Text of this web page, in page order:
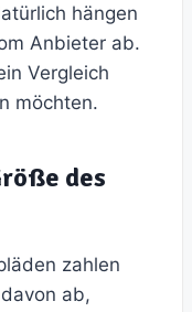
hängen
Anbieter ab.
Vergleich
möchten.
des
zahlen
ab,